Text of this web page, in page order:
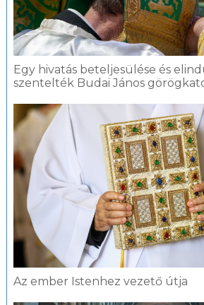
Egy hivatás beteljesülése és
szentelték Budai János
Az ember Istenhez vezető útja